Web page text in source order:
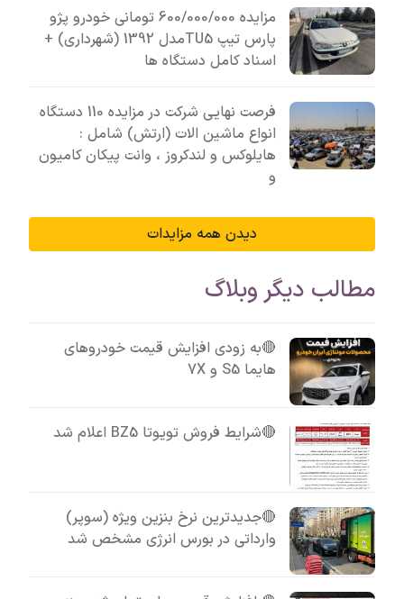
مزایده 600/000/000 تومانی خودرو پژو
پارس تیپ TU5مدل 1392 (شهرداری) +
اسناد کامل دستگاه ها
فرصت نهایی شرکت در مزایده 110 دستگاه
انواع ماشین الات (ارتش) شامل :
هایلوکس و لندکروز ، وانت پیکان کامیون
و
دیدن همه مزایدات
مطالب دیگر وبلاگ
🔴به زودی افزایش قیمت خودروهای
هایما S5 و 7X
🔴شرایط فروش تویوتا BZ5 اعلام شد
🔴جدیدترین نرخ بنزین ویژه (سوپر)
وارداتی در بورس انرژی مشخص شد